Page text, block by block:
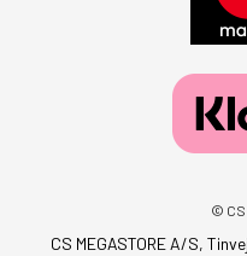
© CS
CS MEGASTORE A/S,